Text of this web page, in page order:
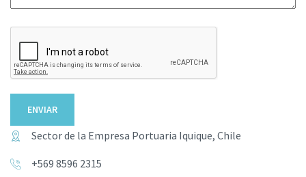
ENVIAR
Sector de la Empresa Portuaria Iquique, Chile
+569 8596 2315